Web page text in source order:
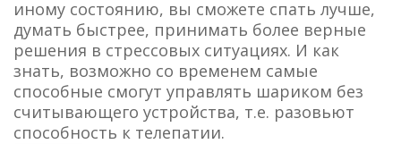
иному состоянию, вы сможете спать лучше,
думать быстрее, принимать более верные
решения в стрессовых ситуациях. И как
знать, возможно со временем самые
способные смогут управлять шариком без
считывающего устройства, т.е. разовьют
способность к телепатии.